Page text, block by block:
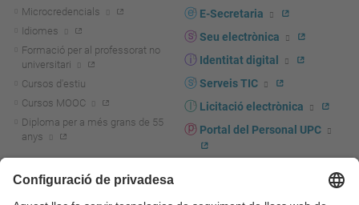
Microcredencials
Idiomes
Formació per al professorat no
universitari
Cursos d'estiu
Cursos MOOC
Diploma per a més grans de 55
anys
Actualitat R+D+I
E-Secretaria
Seu electrònica
Identitat digital
Serveis TIC
Licitació electrònica
Portal del Personal UPC